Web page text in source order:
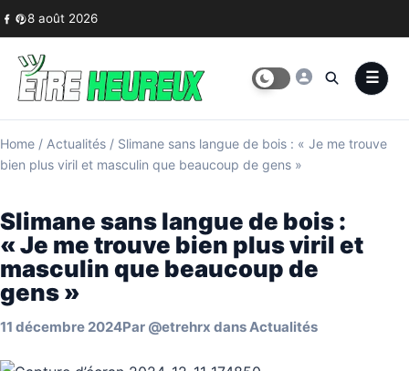
Skip to content
8 août 2026
Home / Actualités / Slimane sans langue de bois : « Je me trouve
bien plus viril et masculin que beaucoup de gens »
Slimane sans langue de bois :
« Je me trouve bien plus viril et
masculin que beaucoup de
gens »
11 décembre 2024Par @etrehrx dansActualités